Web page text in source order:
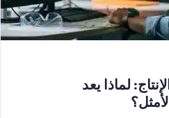
لماذا يعد